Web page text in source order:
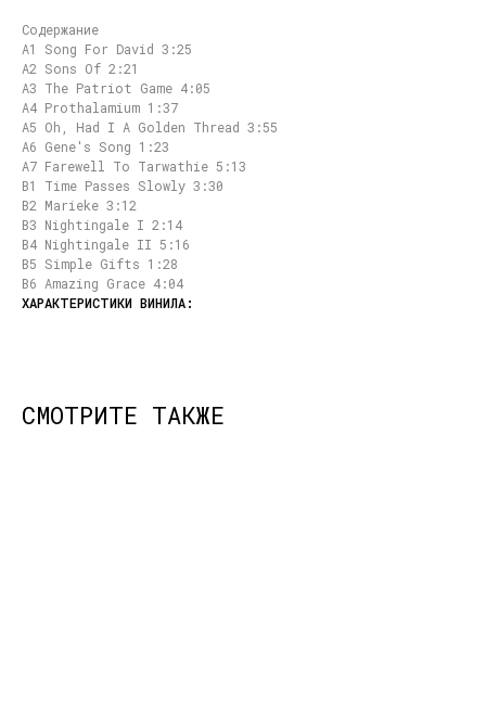
Содержание
A1 Song For David 3:25
A2 Sons Of 2:21
A3 The Patriot Game 4:05
A4 Prothalamium 1:37
A5 Oh, Had I A Golden Thread 3:55
A6 Gene's Song 1:23
A7 Farewell To Tarwathie 5:13
B1 Time Passes Slowly 3:30
B2 Marieke 3:12
B3 Nightingale I 2:14
B4 Nightingale II 5:16
B5 Simple Gifts 1:28
B6 Amazing Grace 4:04
СМОТРИТЕ ТАКЖЕ